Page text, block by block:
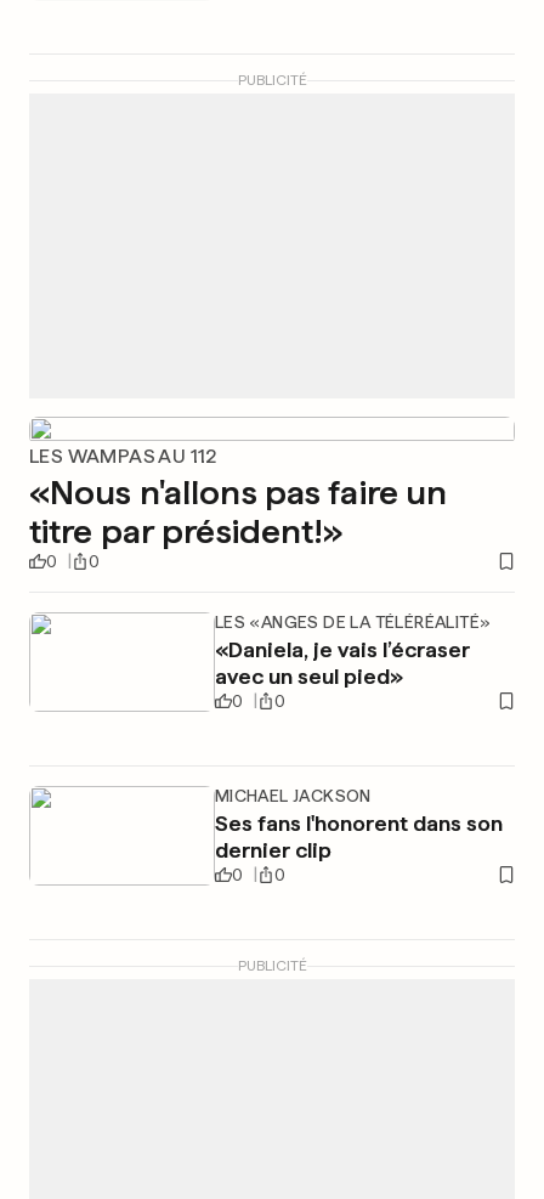
PUBLICITÉ
LES WAMPAS AU 112
«Nous n'allons pas faire un
titre par président!»
0 0
LES «ANGES DE LA TÉLÉRÉALITÉ»
«Daniela, je vais l’écraser
avec un seul pied»
0 0
MICHAEL JACKSON
Ses fans l'honorent dans son
dernier clip
0 0
PUBLICITÉ